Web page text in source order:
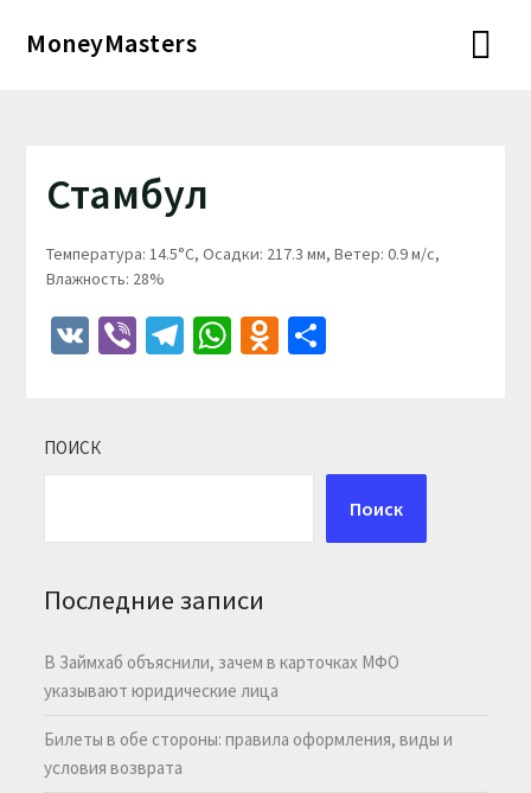
MoneyMasters
Стамбул
Температура: 14.5°C, Осадки: 217.3 мм, Ветер: 0.9 м/с,
Влажность: 28%
VKViberTelegram
WhatsApp
Odnoklassniki
Отправить
ПОИСК
Поиск
Последние записи
В Займхаб объяснили, зачем в карточках МФО
указывают юридические лица
Билеты в обе стороны: правила оформления, виды и
условия возврата